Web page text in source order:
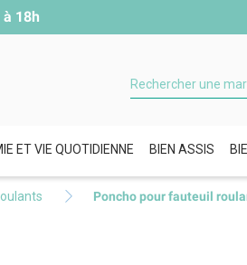
à 18h
ET VIE QUOTIDIENNE BIEN ASSIS
Poncho pour fauteuil